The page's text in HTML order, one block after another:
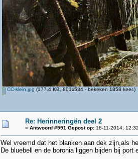
CC-klein.jpg (177.4 KB, 801x534 - bekeken 1858 keer.)
Re: Herinneringën deel 2
« Antwoord #991 Gepost op: 18-11-2014,
Wel vreemd dat het blanken aan dek zijn,als
De bluebell en de boronia liggen bijden bij